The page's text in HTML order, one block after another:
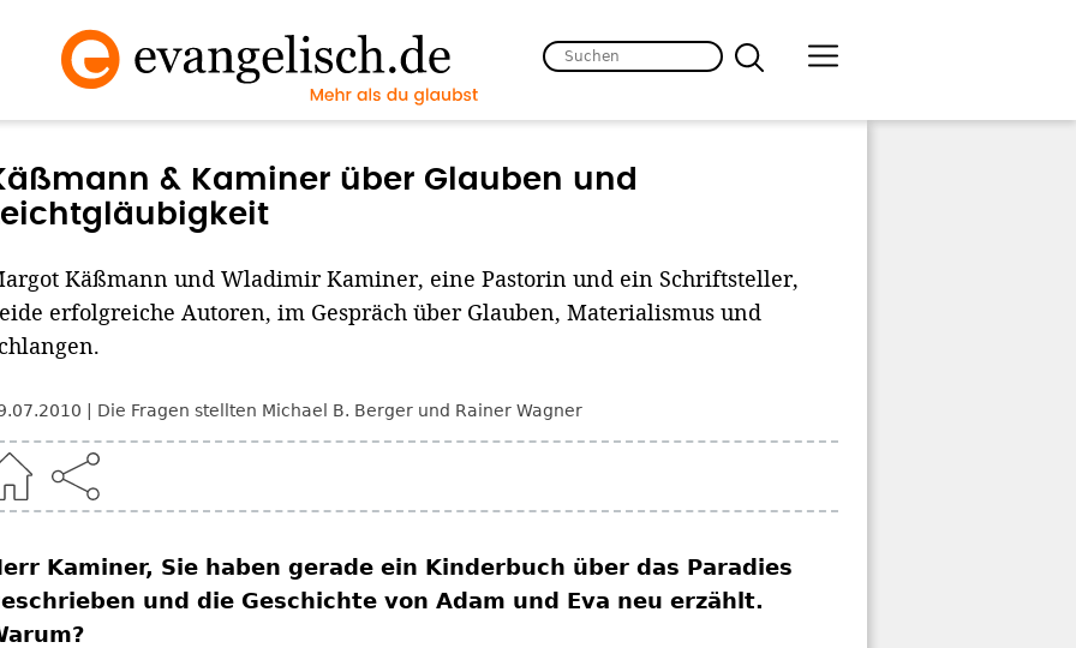
& Kaminer über Glauben und
Käßmann und Wladimir Kaminer, eine Pastorin und ein Schriftsteller,
erfolgreiche Autoren, im Gespräch über Glauben, Materialismus und
Die Fragen stellten Michael B. Berger und Rainer Wagner
Kaminer, Sie haben gerade ein Kinderbuch über das Paradies
und die Geschichte von Adam und Eva neu erzählt.